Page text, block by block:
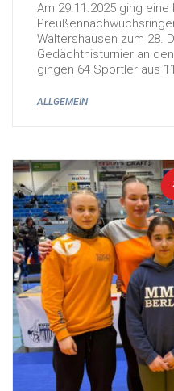
Am 29.11.2025 ging
Waltershausen zum 28.
Gedächtnisturnier an
gingen 64 Sportler aus
ALLGEMEIN